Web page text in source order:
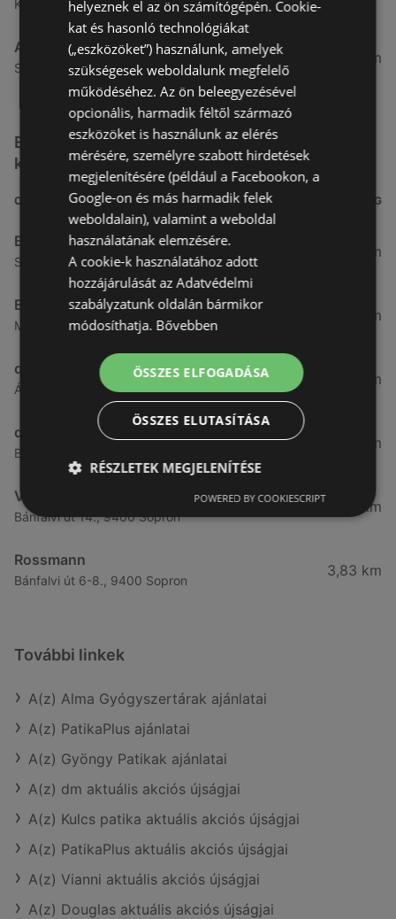
Kertekalja u. 1, 9437 Hegykő
Alma Gyógyszertárak
Szabadság u. 31, 9431 Fertőd
27,8 km
Egyéb Kozmetikumok és Drogéria üzletek a
közelben
CÍM TÁVOLSÁG
Benu Gyógyszertárak
Soproni utca 18., 9423 Ágfalva
0,27 km
Benu Gyógyszertárak
Malompatak U.10, 9400 Sopron
2,55 km
dm
Ágfalvi út 4, 9400, 9400 Sopron
3,26 km
dm
Besenyő u. 23, 9400 Sopron
3,28 km
Vianni
Bánfalvi út 14., 9400 Sopron
3,57 km
Rossmann
Bánfalvi út 6-8., 9400 Sopron
3,83 km
További linkek
A(z) Alma Gyógyszertárak ajánlatai
A(z) PatikaPlus ajánlatai
A(z) Gyöngy Patikak ajánlatai
A(z) dm aktuális akciós újságjai
A(z) Kulcs patika aktuális akciós újságjai
A(z) PatikaPlus aktuális akciós újságjai
A(z) Vianni aktuális akciós újságjai
A(z) Douglas aktuális akciós újságjai
helyeznek el az ön számítógépén. Cookie-
kat és hasonló technológiákat
(„eszközöket”) használunk, amelyek
szükségesek weboldalunk megfelelő
működéséhez. Az ön beleegyezésével
opcionális, harmadik féltől származó
eszközöket is használunk az elérés
mérésére, személyre szabott hirdetések
megjelenítésére (például a Facebookon, a
Google-on és más harmadik felek
weboldalain), valamint a weboldal
használatának elemzésére.
A cookie-k használatához adott
hozzájárulását az Adatvédelmi
szabályzatunk oldalán bármikor
módosíthatja. Bővebben
ÖSSZES ELFOGADÁSA
ÖSSZES ELUTASÍTÁSA
RÉSZLETEK MEGJELENÍTÉSE
POWERED BY COOKIESCRIPT